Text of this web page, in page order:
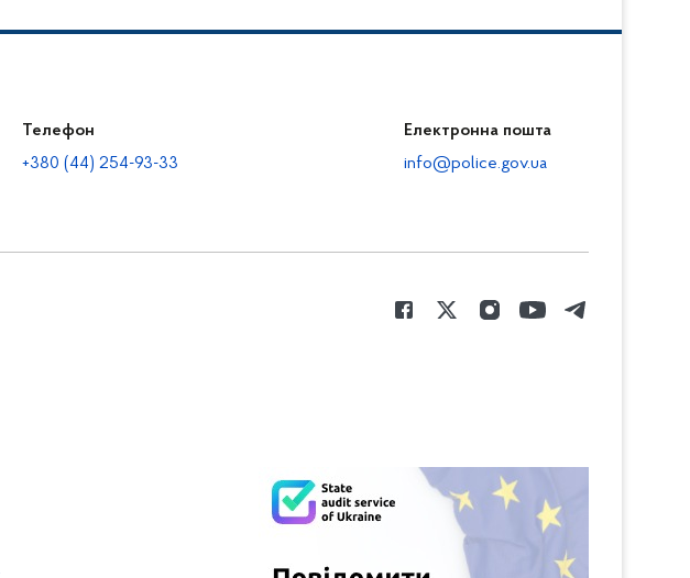
Телефон
+380 (44) 254-93-33
Електронна пошта
info@police.gov.ua